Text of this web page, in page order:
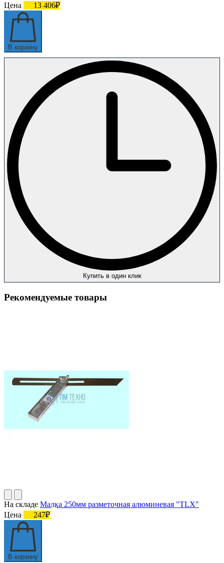
Цена 13 406₽
В корзину
Купить в один клик
Рекомендуемые товары
На складе Малка 250мм разметочная алюминевая "TLX"
Цена
247₽
В корзину